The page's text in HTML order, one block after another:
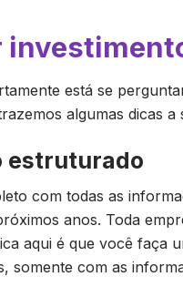
está se
algumas dicas a
estruturado
com todas as
anos. Toda
aqui é que você faça
somente com as